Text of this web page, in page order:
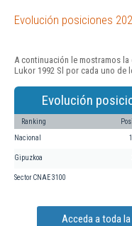
Evolución posiciones
A continuación le mostramos
Lukor 1992 Sl por cada uno de
Evolución
Ranking
Nacional
Gipuzkoa
Sector CNAE 3100
Acceda a toda